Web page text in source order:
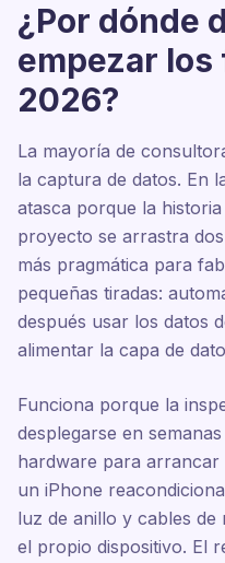
¿Por dónde
empezar
2026?
La mayoría de
la captura de datos. En
atasca porque la
proyecto se arrastra
más pragmática para
pequeñas tiradas:
después usar los datos
alimentar la capa de
Funciona porque la
desplegarse en
hardware para arrancar
un iPhone
luz de anillo y cables
el propio dispositivo. El